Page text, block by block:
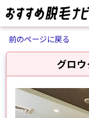
前のページに戻る
グロ